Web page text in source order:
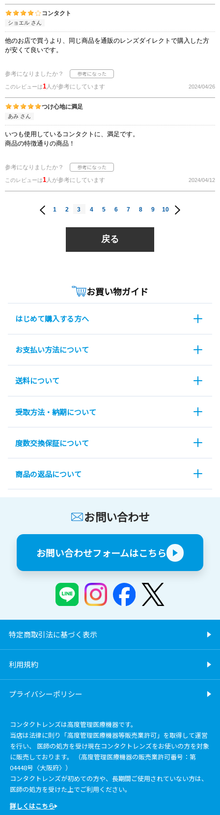
コンタクト
ショエル さん
他のお店で買うより、同じ商品を通販のレンズダイレクトで購入した方
が安くて良いです。
参考になりましたか？
このレビューは1人が参考にしています 2024/04/26
つけ心地に満足
あみ さん
いつも使用しているコンタクトに、満足です。
商品の特徴通りの商品！
参考になりましたか？
このレビューは1人が参考にしています 2024/04/12
1 2 3 4 5 6 7 8 9 10
戻る
お買い物ガイド
はじめて購入する方へ
お支払い方法について
送料について
受取方法・納期について
度数交換保証について
商品の返品について
お問い合わせ
お問い合わせフォームはこちら
特定商取引法に基づく表示
利用規約
プライバシーポリシー
コンタクトレンズは高度管理医療機器です。
当店は法律に則り「高度管理医療機器等販売業許可」を取得して運営
を行い、 医師の処方を受け現在コンタクトレンズをお使いの方を対象
に販売しております。 （高度管理医療機器の販売業許可番号：第
04448号〈大阪府〉）
コンタクトレンズが初めての方や、長期間ご使用されていない方は、
医師の処方を受けた上でご利用ください。
詳しくはこちら